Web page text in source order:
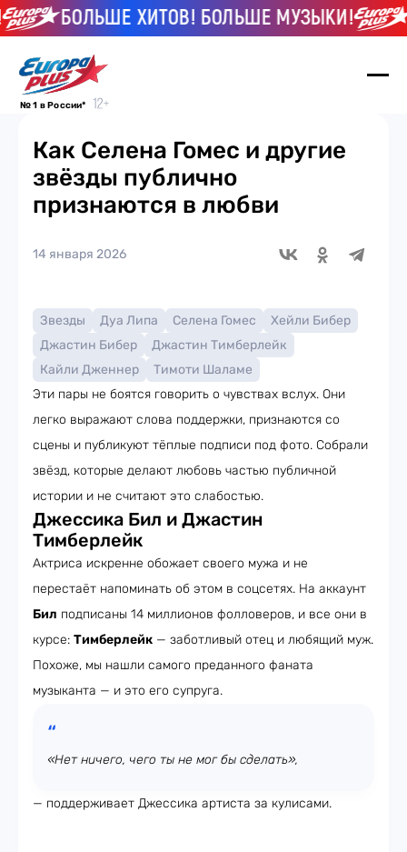
БОЛЬШЕ ХИТОВ! БОЛЬШЕ МУЗЫКИ!
№ 1 в России*
Как Селена Гомес и другие
звёзды публично
признаются в любви
14 января 2026
Звезды Дуа Липа Селена Гомес
Хейли Бибер
Джастин Бибер
Джастин Тимберлейк
Кайли Дженнер
Тимоти Шаламе
Эти пары не боятся говорить о чувствах вслух. Они
легко выражают слова поддержки, признаются со
сцены и публикуют тёплые подписи под фото. Собрали
звёзд, которые делают любовь частью публичной
истории и не считают это слабостью.
Джессика Бил и Джастин
Тимберлейк
Актриса искренне обожает своего мужа и не
перестаёт напоминать об этом в соцсетях. На аккаунт
Бил подписаны 14 миллионов фолловеров, и все они в
курсе: Тимберлейк — заботливый отец и любящий муж.
Похоже, мы нашли самого преданного фаната
музыканта — и это его супруга.
«Нет ничего, чего ты не мог бы сделать»,
— поддерживает Джессика артиста за кулисами.